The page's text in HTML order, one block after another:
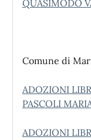
QUASIMODO
Comune di
ADOZIONI
PASCOLI
ADOZIONI